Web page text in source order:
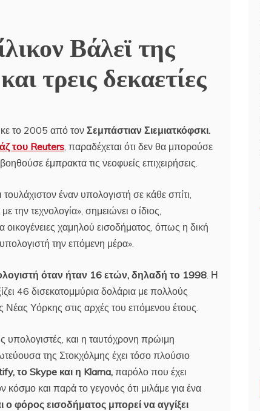
Βάλεϊ της
τρεις δεκαετίες
το 2005 από τον Σεμπάστιαν Σιεμιατκόφσκι.
του Reuters, παραδέχεται ότι δεν θα μπορούσε
έμπρακτα τις νεοφυείς επιχειρήσεις.
έναν υπολογιστή σε κάθε σπίτι,
την τεχνολογία», σημειώνει ο ίδιος,
οικογένειες χαμηλού εισοδήματος, όπως η δική
την επόμενη μέρα».
όταν ήταν 16 ετών, δηλαδή το 1998. Η
46 δισεκατομμύρια δολάρια με πολλούς
Νέας Υόρκης στις αρχές του επόμενου έτους.
υπολογιστές, και η ταυτόχρονη πρώιμη
της Στοκχόλμης έχει τόσο πλούσιο
το Skype και η Klarna,παρόλο που έχει
και παρά το γεγονός ότι μιλάμε για ένα
ο φόρος εισοδήματος μπορεί να αγγίξει